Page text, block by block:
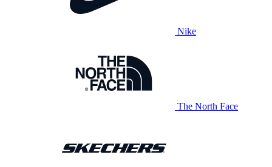
Nike
The North Face